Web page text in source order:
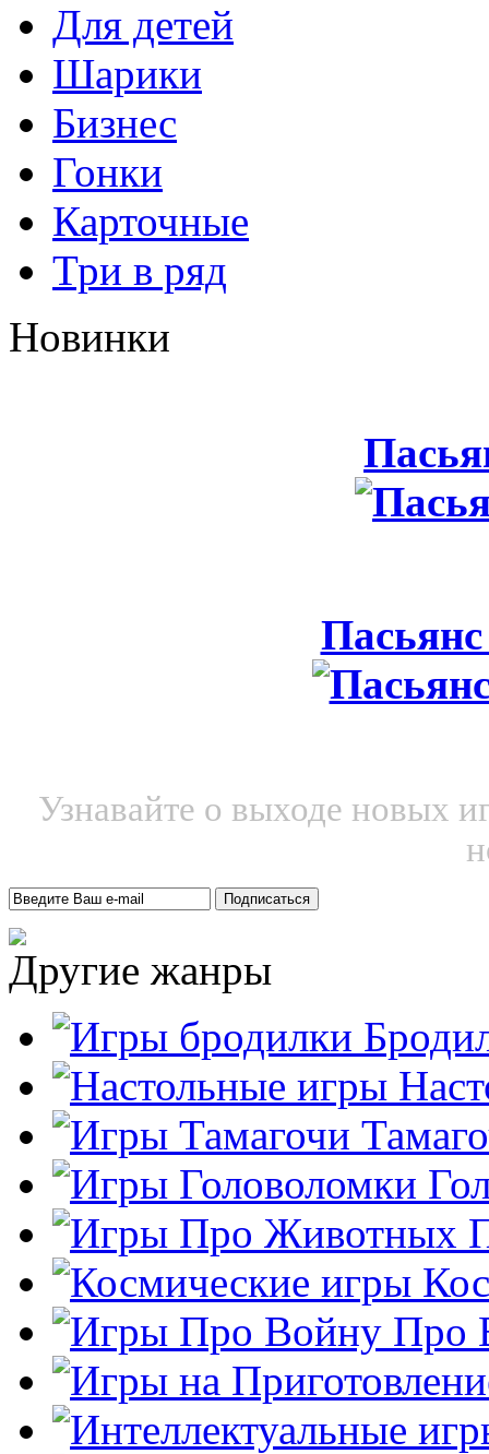
Для детей
Шарики
Бизнес
Гонки
Карточные
Три в ряд
Новинки
Узнавайте о выходе новых
Другие жанры
Про